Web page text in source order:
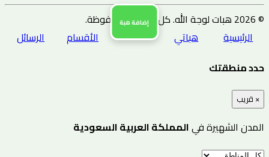
© 2026 هبات لوجة الله. كل الحقوق محفوظة.
الرئيسية
هباتي
إضافة هبة
الأقسام
الرسائل
حدد منطقتك
× قريب
المدن الشهيرة فيالمملكة العربية السعودية